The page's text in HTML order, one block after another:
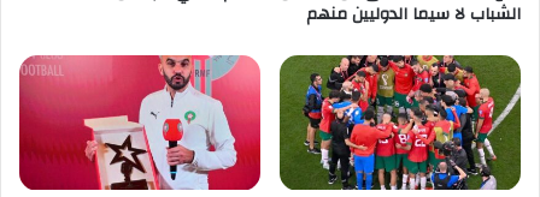
الشباب لا سيما الدوليين منهم